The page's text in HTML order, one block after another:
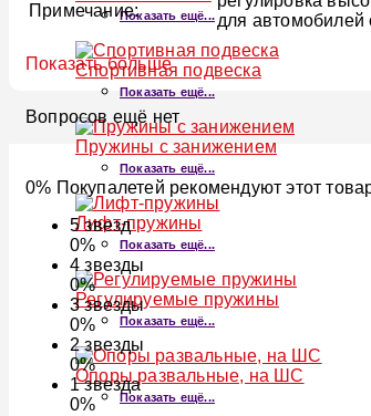
Показать ещё...
Спортивная подвеска
Показать ещё...
Пружины с занижением
Показать ещё...
Лифт-пружины
Показать ещё...
Регулируемые пружины
Показать ещё...
Опоры развальные, на ШС
Показать ещё...
Примечание:
для автомобилей
Показать больше
Вопросов ещё нет
0% Покупалетей рекомендуют этот
5звезд
0%
4звезды
0%
3звезды
0%
2звезды
0%
1звезда
0%